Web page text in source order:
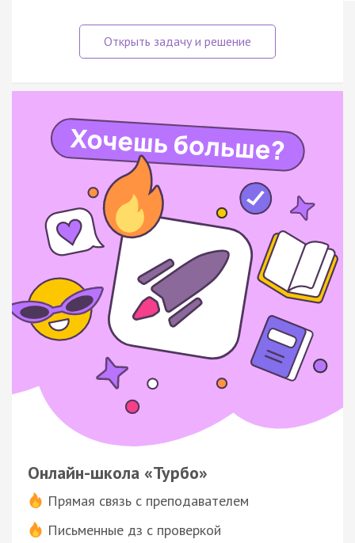
Онлайн-школа «Турбо»
Прямая связь с преподавателем
Письменные дз с проверкой